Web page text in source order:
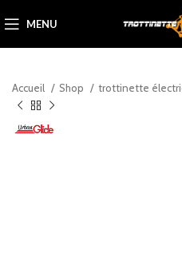
MENU
Accueil Shop trottinette